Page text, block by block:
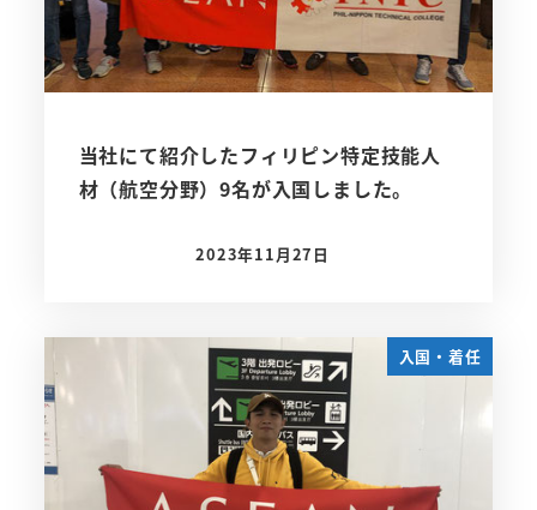
当社にて紹介したフィリピン特定技能人
材（航空分野）9名が入国しました。
投稿日
2023年11月27日
入国・着任